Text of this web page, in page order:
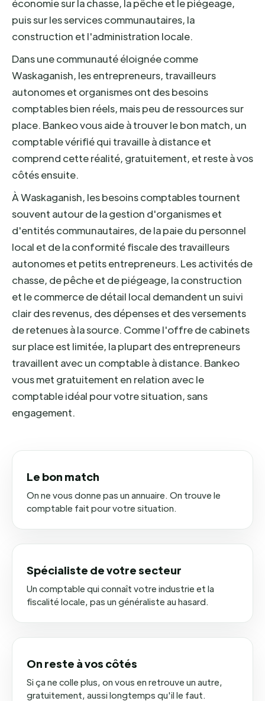
économie sur la chasse, la pêche et le piégeage,
puis sur les services communautaires, la
construction et l'administration locale.
Dans une communauté éloignée comme
Waskaganish, les entrepreneurs, travailleurs
autonomes et organismes ont des besoins
comptables bien réels, mais peu de ressources sur
place. Bankeo vous aide à trouver le bon match, un
comptable vérifié qui travaille à distance et
comprend cette réalité, gratuitement, et reste à vos
côtés ensuite.
À Waskaganish, les besoins comptables tournent
souvent autour de la gestion d'organismes et
d'entités communautaires, de la paie du personnel
local et de la conformité fiscale des travailleurs
autonomes et petits entrepreneurs. Les activités de
chasse, de pêche et de piégeage, la construction
et le commerce de détail local demandent un suivi
clair des revenus, des dépenses et des versements
de retenues à la source. Comme l'offre de cabinets
sur place est limitée, la plupart des entrepreneurs
travaillent avec un comptable à distance. Bankeo
vous met gratuitement en relation avec le
comptable idéal pour votre situation, sans
engagement.
Le bon match
On ne vous donne pas un annuaire. On trouve le
comptable fait pour votre situation.
Spécialiste de votre secteur
Un comptable qui connaît votre industrie et la
fiscalité locale, pas un généraliste au hasard.
On reste à vos côtés
Si ça ne colle plus, on vous en retrouve un autre,
gratuitement, aussi longtemps qu'il le faut.